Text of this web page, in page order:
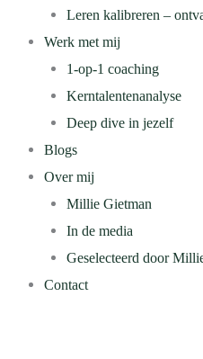
Leren kalibreren –
Werk met mij
1-op-1 coaching
Kerntalentenanalyse
Deep dive in jezelf
Blogs
Over mij
Millie Gietman
In de media
Geselecteerd door
Contact